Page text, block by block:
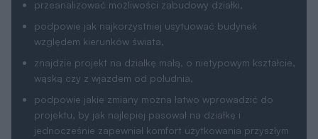
przeanalizować możliwości zabudowy działki,
podpowie jak najkorzystniej usytuować budynek
względem kierunków świata,
znajdzie projekt na działkę małą, o nietypowym kształcie,
wąską czy z wjazdem od południa,
podpowie jakie zmiany można łatwo wprowadzić do
projektu, by jak najlepiej pasował na działkę i
jednocześnie zapewniał komfort użytkowania przyszłym